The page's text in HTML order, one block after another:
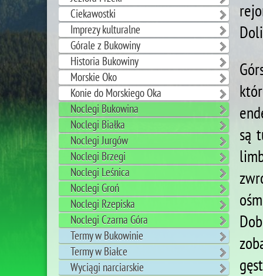
Ciekawostki
Imprezy kulturalne
Górale z Bukowiny
Historia Bukowiny
Morskie Oko
Konie do Morskiego Oka
Noclegi Bukowina
Noclegi Białka
Noclegi Jurgów
Noclegi Brzegi
Noclegi Leśnica
Noclegi Groń
Noclegi Rzepiska
Noclegi Czarna Góra
Termy w Bukowinie
Termy w Białce
Wyciągi narciarskie
są